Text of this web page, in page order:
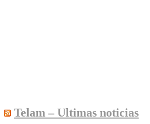
Telam – Ultimas noticias